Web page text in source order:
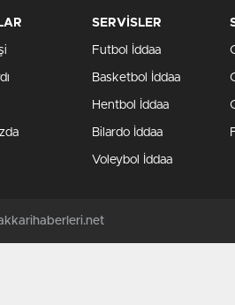
SERVİSLER
Futbol İddaa
Basketbol İddaa
Hentbol İddaa
Bilardo İddaa
Voleybol İddaa